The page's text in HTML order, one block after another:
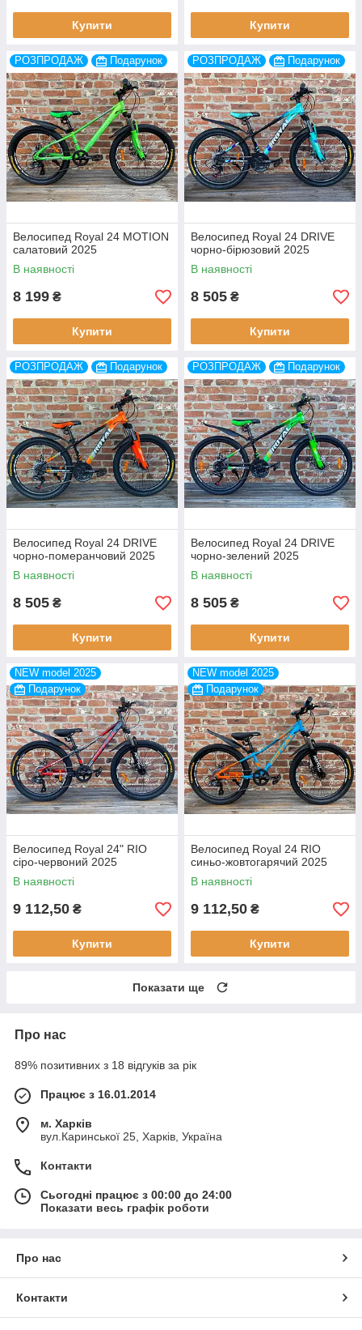
Купити Купити
РОЗПРОДАЖ Подарунок
Велосипед Royal 24 MOTION
салатовий 2025
В наявності
8 199 ₴
Купити
РОЗПРОДАЖ Подарунок
Велосипед Royal 24 DRIVE
чорно-бірюзовий 2025
В наявності
8 505 ₴
Купити
РОЗПРОДАЖ Подарунок
Велосипед Royal 24 DRIVE
чорно-померанчовий 2025
В наявності
8 505 ₴
Купити
РОЗПРОДАЖ Подарунок
Велосипед Royal 24 DRIVE
чорно-зелений 2025
В наявності
8 505 ₴
Купити
NEW model 2025
Подарунок
Велосипед Royal 24" RIO
сіро-червоний 2025
В наявності
9 112,50 ₴
Купити
NEW model 2025
Подарунок
Велосипед Royal 24 RIO
синьо-жовтогарячий 2025
В наявності
9 112,50 ₴
Купити
Показати ще
Про нас
89% позитивних з 18 відгуків за рік
Працює з 16.01.2014
м. Харків
вул.Каринської 25, Харків, Україна
Контакти
Сьогодні працює з 00:00 до 24:00
Показати весь графік роботи
Про нас
Контакти